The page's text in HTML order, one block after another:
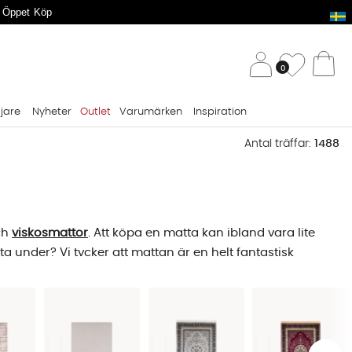
Köp
0
Nyheter Outlet Varumärken Inspiration
Antal träffar: 1488
viskosmattor. Att köpa en matta kan ibland vara lite
under? Vi tycker att mattan är en helt fantastisk
lika självklart är det för oss att erbjuda mattor av